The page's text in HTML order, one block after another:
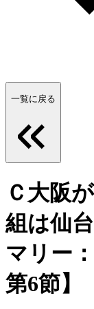
一覧に戻る
Ｃ大阪
組は仙
マリー
第6節】